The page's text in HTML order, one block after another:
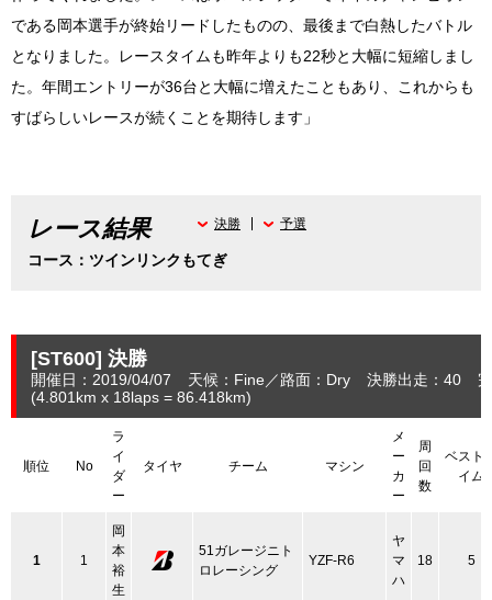
である岡本選手が終始リードしたものの、最後まで白熱したバトル
となりました。レースタイムも昨年よりも22秒と大幅に短縮しまし
た。年間エントリーが36台と大幅に増えたこともあり、これからも
すばらしいレースが続くことを期待します」
レース結果
コース：ツインリンクもてぎ
決勝 予選
[ST600] 決勝
開催日：2019/04/07 天候：Fine 路面：Dry 決勝出走：40
(4.801 km x 18laps = 86.418km)
順位 No
ラ
イ
ダ
ー
タイヤ チーム マシン
メ
ー
カ
ー
周
回
数
ベスト
イム
1 1
岡
本
裕
生
51ガレージニト
ロレーシング
YZF-R6
ヤ
マ
ハ
18 5